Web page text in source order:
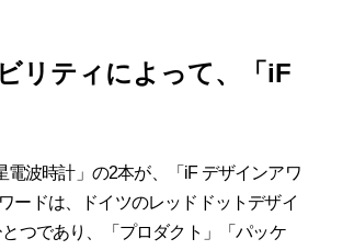
リティによって、「iF
波時計」の2本が、「iF デザインアワ
ードは、ドイツのレッドドットデザイ
つであり、「プロダクト」「パッケ